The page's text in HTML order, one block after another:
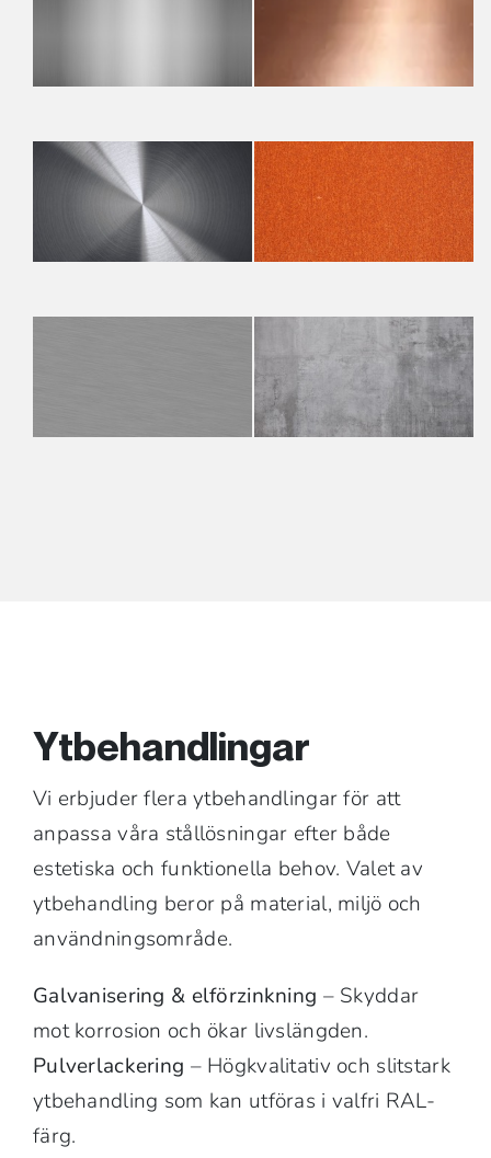
Ytbehandlingar
Vi erbjuder flera ytbehandlingar för att
anpassa våra stållösningar efter både
estetiska och funktionella behov. Valet av
ytbehandling beror på material, miljö och
användningsområde.
Galvanisering & elförzinkning – Skyddar
mot korrosion och ökar livslängden.
Pulverlackering – Högkvalitativ och slitstark
ytbehandling som kan utföras i valfri RAL-
färg.